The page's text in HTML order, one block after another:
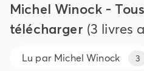
Michel Winock -
télécharger (3 livres
Lu par Michel Winock 3